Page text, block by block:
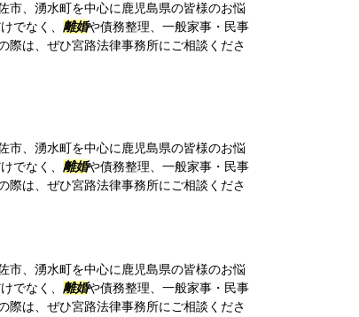
市、湧水町を中心に鹿児島県の皆様のお悩
でなく、 離婚や債務整理、一般家事・民事
際は、ぜひ宮路法律事務所にご相談くださ
市、湧水町を中心に鹿児島県の皆様のお悩
でなく、 離婚や債務整理、一般家事・民事
際は、ぜひ宮路法律事務所にご相談くださ
市、湧水町を中心に鹿児島県の皆様のお悩
でなく、 離婚や債務整理、一般家事・民事
際は、ぜひ宮路法律事務所にご相談くださ